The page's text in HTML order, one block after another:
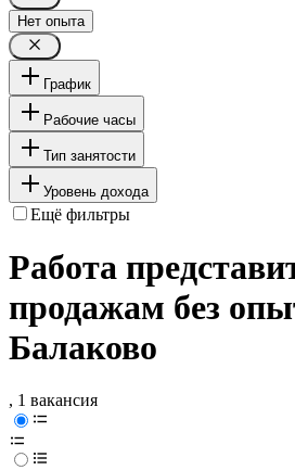
Нет опыта
График
Рабочие часы
Тип занятости
Уровень дохода
Ещё фильтры
Работа
продажам без
Балаково
, 1 вакансия